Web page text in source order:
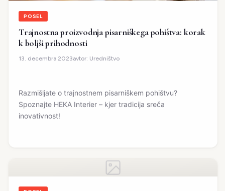
POSEL
Trajnostna proizvodnja pisarniškega pohištva: korak
k boljši prihodnosti
13. decembra 2023avtor: Uredništvo
Razmišljate o trajnostnem pisarniškem pohištvu?
Spoznajte HEKA Interier – kjer tradicija sreča
inovativnost!